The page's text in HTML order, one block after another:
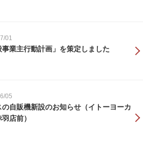
01
事業主行動計画」を策定しました
05
の自販機新設のお知らせ（イトーヨーカ
羽店前）